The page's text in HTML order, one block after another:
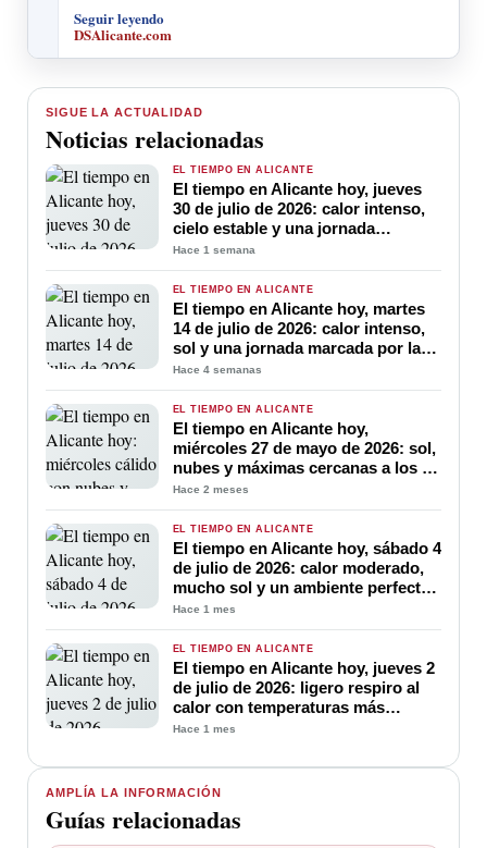
Seguir leyendo
DSAlicante.com
AMPLÍA LA INFORMACIÓN
Guías relacionadas
SIGUE LA ACTUALIDAD
Noticias relacionadas
EL TIEMPO EN ALICANTE
El tiempo en Alicante hoy, jueves
30 de julio de 2026: calor intenso,
cielo estable y una jornada
marcada por las altas temperaturas
Hace 1 semana
EL TIEMPO EN ALICANTE
El tiempo en Alicante hoy, martes
14 de julio de 2026: calor intenso,
sol y una jornada marcada por las
altas temperaturas
Hace 4 semanas
EL TIEMPO EN ALICANTE
El tiempo en Alicante hoy,
miércoles 27 de mayo de 2026: sol,
nubes y máximas cercanas a los 28
ºC
Hace 2 meses
EL TIEMPO EN ALICANTE
El tiempo en Alicante hoy, sábado 4
de julio de 2026: calor moderado,
mucho sol y un ambiente perfecto
para disfrutar del verano
Hace 1 mes
EL TIEMPO EN ALICANTE
El tiempo en Alicante hoy, jueves 2
de julio de 2026: ligero respiro al
calor con temperaturas más
suaves y cielo poco nuboso
Hace 1 mes